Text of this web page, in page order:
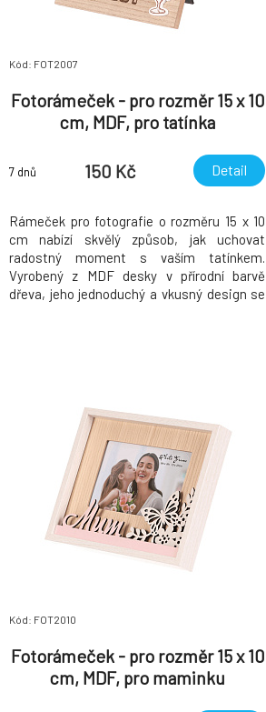
Kód: FOT2007
Fotorámeček - pro rozměr 15 x 10
cm, MDF, pro tatínka
7 dnů 150 Kč Detail
Rámeček pro fotografie o rozměru 15 x 10
cm nabízí skvělý způsob, jak uchovat
radostný moment s vaším tatínkem.
Vyrobený z MDF desky v přírodní barvě
dřeva, jeho jednoduchý a vkusný design se
Kód: FOT2010
Fotorámeček - pro rozměr 15 x 10
cm, MDF, pro maminku